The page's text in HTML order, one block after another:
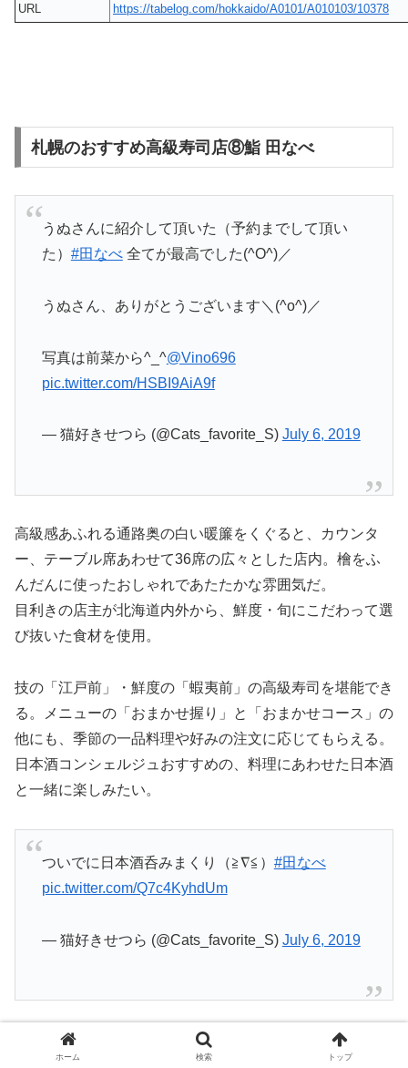
URL
https://tabelog.com/hokkaido/A0101/A010103/10378
札幌のおすすめ高級寿司店⑧鮨 田なべ
うぬさんに紹介して頂いた（予約までして頂い
た） #田なべ全てが最高でした(^O^)／
うぬさん、ありがとうございます＼(^o^)／
写真は前菜から^_^@Vino696
pic.twitter.com/HSBI9AiA9f
— 猫好きせつら (@Cats_favorite_S) July 6, 2019
高級感あふれる通路奥の白い暖簾をくぐると、カウンタ
ー、テーブル席あわせて36席の広々とした店内。檜をふ
んだんに使ったおしゃれであたたかな雰囲気だ。
目利きの店主が北海道内外から、鮮度・旬にこだわって選
び抜いた食材を使用。
技の「江戸前」・鮮度の「蝦夷前」の高級寿司を堪能でき
る。メニューの「おまかせ握り」と「おまかせコース」の
他にも、季節の一品料理や好みの注文に応じてもらえる。
日本酒コンシェルジュおすすめの、料理にあわせた日本酒
と一緒に楽しみたい。
ついでに日本酒呑みまくり（≧∇≦） #田なべ
pic.twitter.com/Q7c4KyhdUm
— 猫好きせつら (@Cats_favorite_S) July 6, 2019
ホーム 検索 トップ